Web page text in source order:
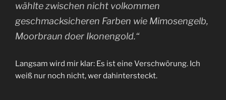
wählte zwischen nicht volkommen
geschmacksicheren Farben wie Mimosengelb,
Moorbraun doer Ikonengold.“
Langsam wird mir klar: Es ist eine Verschwörung. Ich
weiß nur noch nicht, wer dahintersteckt.